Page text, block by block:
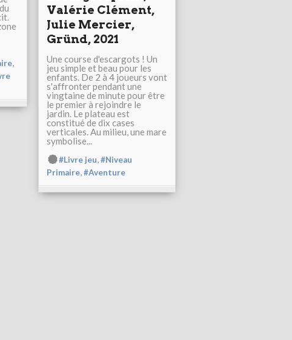
Valérie Clément,
Julie Mercier,
Gründ, 2021
Une course d'escargots ! Un
jeu simple et beau pour les
enfants. De 2 à 4 joueurs vont
s'affronter pendant une
vingtaine de minute pour être
le premier à rejoindre le
jardin. Le plateau est
constitué de dix cases
verticales. Au milieu, une mare
symbolise...
#Livre jeu #Niveau
Primaire,#Aventure